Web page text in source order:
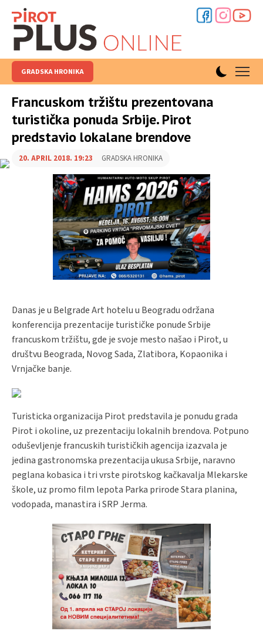
GRADSKA HRONIKA
Francuskom tržištu prezentovana
turistička ponuda Srbije. Pirot
predstavio lokalane brendove
20. APRIL 2018. 19:23 GRADSKA HRONIKA
Danas je u Belgrade Art hotelu u Beogradu održana
konferencija prezentacije turističke ponude Srbije
francuskom tržištu, gde je svoje mesto našao i Pirot, u
društvu Beograda, Novog Sada, Zlatibora, Kopaonika i
Vrnjačke banje.
Turisticka organizacija Pirot predstavila je ponudu grada
Pirot i okoline, uz prezentaciju lokalnih brendova. Potpuno
oduševljenje francuskih turističkih agencija izazvala je
jedina gastronomska prezentacija ukusa Srbije, naravno
peglana kobasica i tri vrste pirotskog kačkavalja Mlekarske
škole, uz promo film lepota Parka prirode Stara planina,
vodopada, manastira i SRP Jerma.